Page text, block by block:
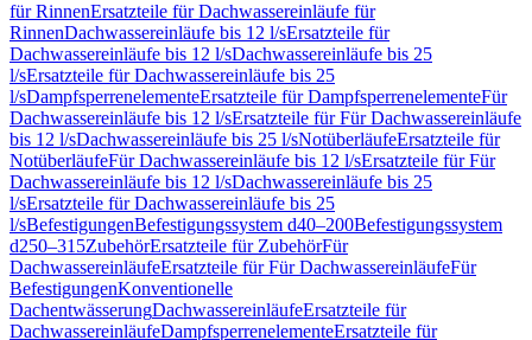
für RinnenErsatzteile für Dachwassereinläufe für
RinnenDachwassereinläufe bis 12 l/sErsatzteile für
Dachwassereinläufe bis 12 l/sDachwassereinläufe bis 25
l/sErsatzteile für Dachwassereinläufe bis 25
l/sDampfsperrenelementeErsatzteile für DampfsperrenelementeFür
Dachwassereinläufe bis 12 l/sErsatzteile für Für Dachwassereinläufe
bis 12 l/sDachwassereinläufe bis 25 l/sNotüberläufeErsatzteile für
NotüberläufeFür Dachwassereinläufe bis 12 l/sErsatzteile für Für
Dachwassereinläufe bis 12 l/sDachwassereinläufe bis 25
l/sErsatzteile für Dachwassereinläufe bis 25
l/sBefestigungenBefestigungssystem d40–200Befestigungssystem
d250–315ZubehörErsatzteile für ZubehörFür
DachwassereinläufeErsatzteile für Für DachwassereinläufeFür
BefestigungenKonventionelle
DachentwässerungDachwassereinläufeErsatzteile für
DachwassereinläufeDampfsperrenelementeErsatzteile für